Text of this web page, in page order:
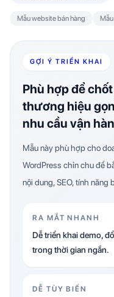
Mẫu website bán hàng
GỢI Ý TRIỂN KHAI
Phù hợp để
thương hiệu
nhu cầu vận
Mẫu này phù hợp cho
WordPress chỉn chu để
nội dung, SEO, tính năng
RA MẮT NHANH
Dễ triển khai demo,
trong thời gian ngắn.
DỄ TÙY BIẾN